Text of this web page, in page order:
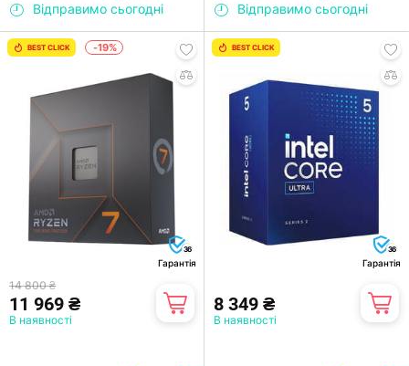
Відправимо сьогодні
Відправимо сьогодні
BEST CLICK -19%
36
Гарантія
14 800 ₴
11 969 ₴
В наявності
BEST CLICK
36
Гарантія
8 349 ₴
В наявності